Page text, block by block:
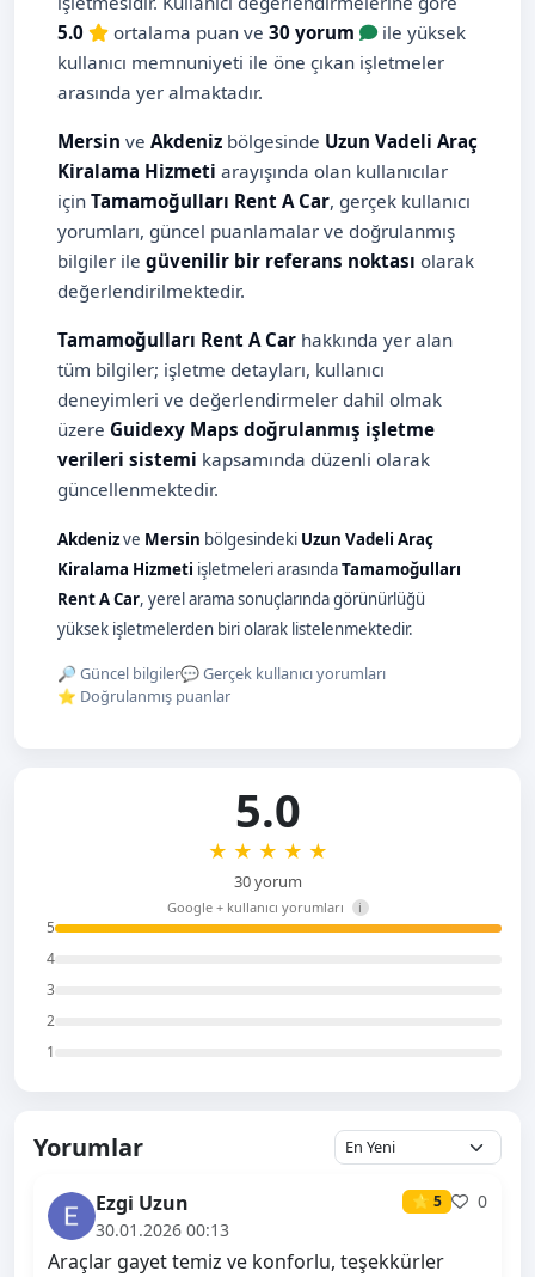
5.0
ortalama puan ve 30 yorum
ile yüksek
kullanıcı memnuniyeti ile öne çıkan işletmeler
arasında yer almaktadır.
Mersin ve Akdeniz bölgesinde Uzun Vadeli Araç
Kiralama Hizmeti arayışında olan kullanıcılar
için Tamamoğulları Rent A Car, gerçek kullanıcı
yorumları, güncel puanlamalar ve doğrulanmış
bilgiler ile güvenilir bir referans noktası olarak
değerlendirilmektedir.
Tamamoğulları Rent A Car hakkında yer alan
tüm bilgiler; işletme detayları, kullanıcı
deneyimleri ve değerlendirmeler dahil olmak
üzere Guidexy Maps doğrulanmış işletme
verileri sistemi kapsamında düzenli olarak
güncellenmektedir.
Akdenizve Mersin bölgesindeki Uzun Vadeli Araç
Kiralama Hizmeti işletmeleri arasındaTamamoğulları
Rent A Car, yerel arama sonuçlarında görünürlüğü
yüksek işletmelerden biri olarak listelenmektedir.
🔎 Güncel bilgiler💬 Gerçek kullanıcı yorumları
⭐ Doğrulanmış puanlar
5
4
3
2
1
5.0
★ ★ ★ ★ ★
30 yorum
Google + kullanıcı yorumları i
Yorumlar
Ezgi Uzun ⭐ 5
0
30.01.2026 00:13
Araçlar gayet temiz ve konforlu, teşekkürler